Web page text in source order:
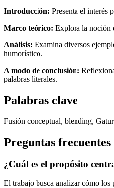
Introducción: Presenta el interés
Marco teórico: Explora la noción
Análisis: Examina diversos
humorístico.
A modo de conclusión:
palabras literales.
Palabras clave
Fusión conceptual, blending,
Preguntas frecuentes
¿Cuál es el propósito
El trabajo busca analizar cómo